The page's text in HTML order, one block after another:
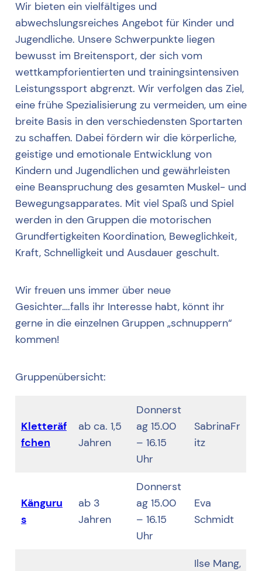
Wir bieten ein vielfältiges und
abwechslungsreiches Angebot für Kinder und
Jugendliche. Unsere Schwerpunkte liegen
bewusst im Breitensport, der sich vom
wettkampforientierten und trainingsintensiven
Leistungssport abgrenzt. Wir verfolgen das Ziel,
eine frühe Spezialisierung zu vermeiden, um eine
breite Basis in den verschiedensten Sportarten
zu schaffen. Dabei fördern wir die körperliche,
geistige und emotionale Entwicklung von
Kindern und Jugendlichen und gewährleisten
eine Beanspruchung des gesamten Muskel- und
Bewegungsapparates. Mit viel Spaß und Spiel
werden in den Gruppen die motorischen
Grundfertigkeiten Koordination, Beweglichkeit,
Kraft, Schnelligkeit und Ausdauer geschult.
Wir freuen uns immer über neue
Gesichter….falls ihr Interesse habt, könnt ihr
gerne in die einzelnen Gruppen „schnuppern“
kommen!
Gruppenübersicht:
Kletteräf
fchen
ab ca. 1,5
Jahren
Donnerst
ag 15.00
– 16.15
Uhr
SabrinaFr
itz
Känguru
s
ab 3
Jahren
Donnerst
ag 15.00
– 16.15
Uhr
Eva
Schmidt
Ilse Mang,